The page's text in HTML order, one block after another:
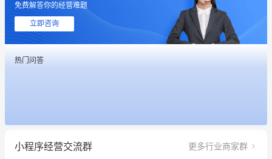
免费解答你的经营难题
立即咨询
热门问答
小程序经营交流群 更多行业商家群
这个营销策划案例推荐大家看一下
昨晚的直播课程太好啦❤️
冰墩墩货源充足需要的联系我